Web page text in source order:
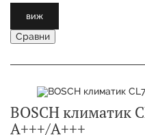
виж
Сравни
BOSCH климатик
А+++/А+++